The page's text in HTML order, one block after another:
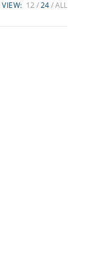
VIEW: 12 24 ALL